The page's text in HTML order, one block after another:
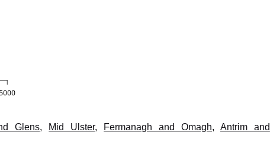
Glens, Mid Ulster, Fermanagh and Omagh, Antrim and